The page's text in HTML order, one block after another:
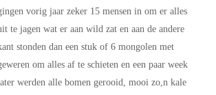
vorig jaar zeker 15 mensen in om er alles
te jagen wat er aan wild zat en aan de andere
stonden dan een stuk of 6 mongolen met
om alles af te schieten en een paar week
werden alle bomen gerooid, mooi zo,n kale